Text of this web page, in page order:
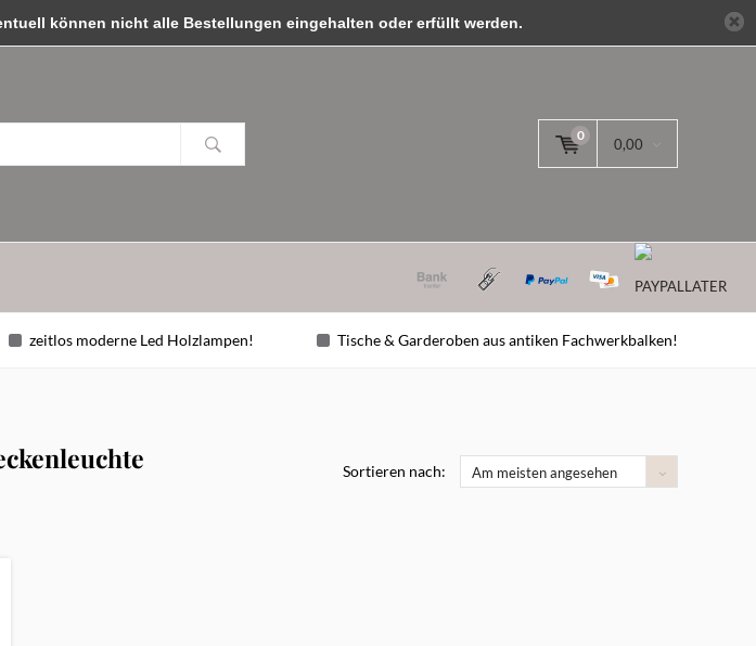
0
0,00
zeitlos moderne Led Holzlampen! Tische & Garderoben aus antiken Fachwerkbalken!
Sortieren nach: Am meisten angesehen
können nicht alle Bestellungen eingehalten oder erfüllt werden.